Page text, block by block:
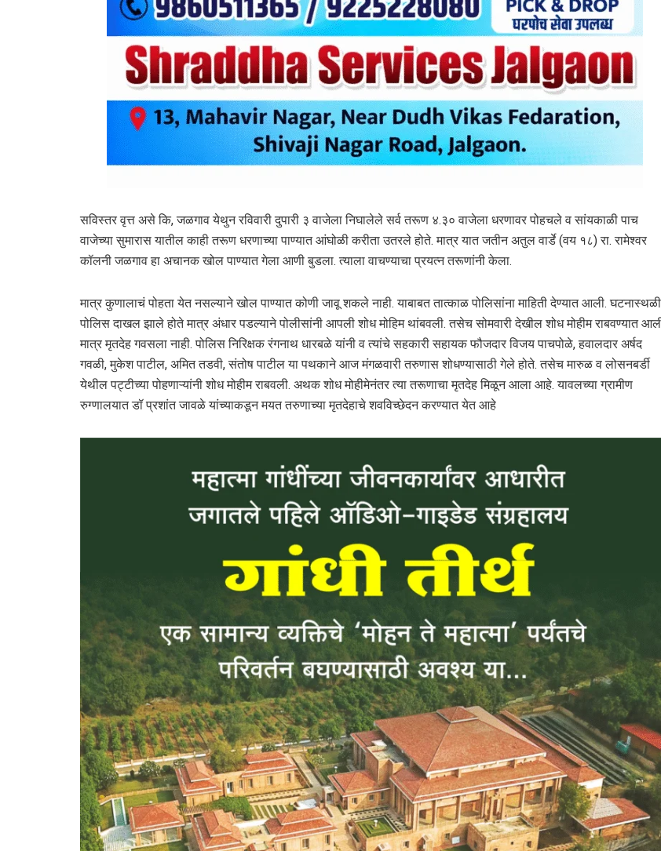
सविस्तर वृत्त असे कि, जळगाव येथुन रविवारी दुपारी ३ वाजेला निघालेले सर्व तरूण ४.३० वाजेला धरणावर पोहचले व सांयकाळी पाच
वाजेच्या सुमारास यातील काही तरूण धरणाच्या पाण्यात आंघोळी करीता उतरले होते. मात्र यात जतीन अतुल वार्डे (वय १८) रा. रामेश्वर
कॉलनी जळगाव हा अचानक खोल पाण्यात गेला आणी बुडला. त्याला वाचण्याचा प्रयत्न तरूणांनी केला.
मात्र कुणालाचं पोहता येत नसल्याने खोल पाण्यात कोणी जावू शकले नाही. याबाबत तात्काळ पोलिसांना माहिती देण्यात आली. घटनास्थळी
पोलिस दाखल झाले होते मात्र अंधार पडल्याने पोलीसांनी आपली शोध मोहिम थांबवली. तसेच सोमवारी देखील शोध मोहीम राबवण्यात
मात्र मृतदेह गवसला नाही. पोलिस निरिक्षक रंगनाथ धारबळे यांनी व त्यांचे सहकारी सहायक फौजदार विजय पाचपोळे, हवालदार अर्षद
गवळी, मुकेश पाटील, अमित तडवी, संतोष पाटील या पथकाने आज मंगळवारी तरुणास शोधण्यासाठी गेले होते. तसेच मारुळ व लोसनबर्डी
येथील पट्टीच्या पोहणाऱ्यांनी शोध मोहीम राबवली. अथक शोध मोहीमेनंतर त्या तरूणाचा मृतदेह मिळून आला आहे. यावलच्या ग्रामीण
रुग्णालयात डॉ प्रशांत जावळे यांच्याकडून मयत तरुणाच्या मृतदेहाचे शवविच्छेदन करण्यात येत आहे